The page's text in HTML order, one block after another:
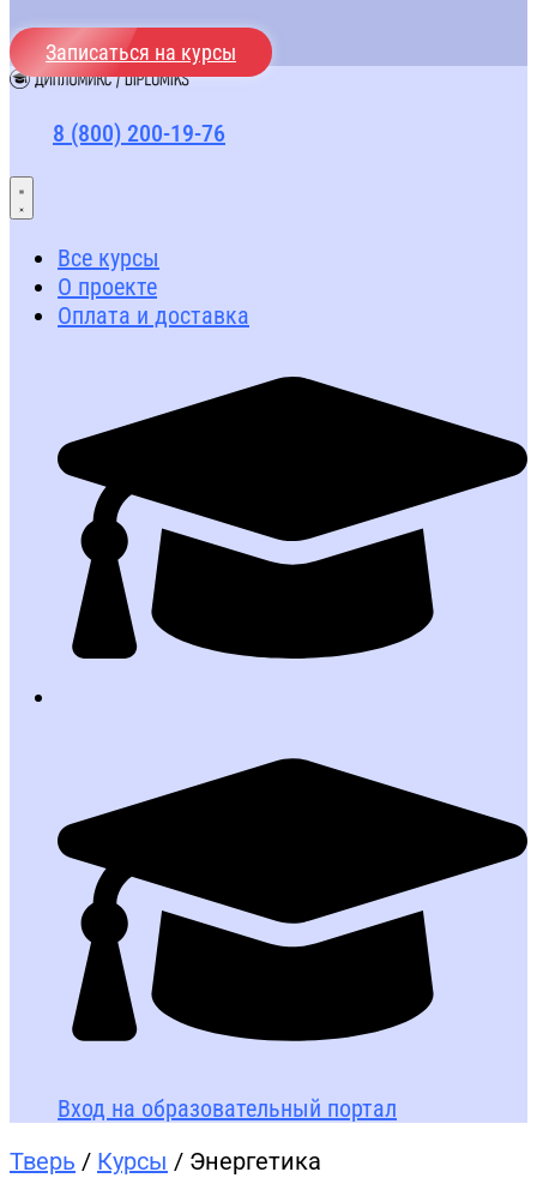
Записаться на курсы
8 (800) 200-19-76
Все курсы
О проекте
Оплата и доставка
Вход на образовательный портал
Тверь / Курсы / Энергетика